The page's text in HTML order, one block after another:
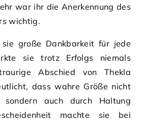
war ihr die Anerkennung des
wichtig.
große Dankbarkeit für jede
sie trotz Erfolgs niemals
Abschied von Thekla
dass wahre Größe nicht
auch durch Haltung
machte sie bei